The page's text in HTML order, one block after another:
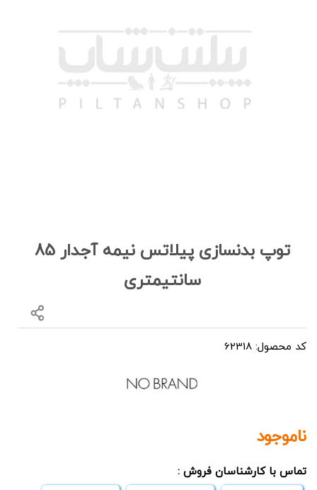
توپ بدنسازی پیلاتس نیمه آجدار 85
سانتیمتری
کد محصول: 62318
ناموجود
تماس با کارشناسان فروش :